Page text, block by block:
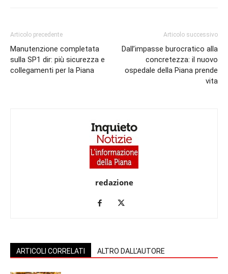
Articolo precedente
Manutenzione completata
sulla SP1 dir: più sicurezza e
collegamenti per la Piana
Articolo successivo
Dall’impasse burocratico alla
concretezza: il nuovo
ospedale della Piana prende
vita
redazione
ARTICOLI CORRELATI ALTRO DALL'AUTORE